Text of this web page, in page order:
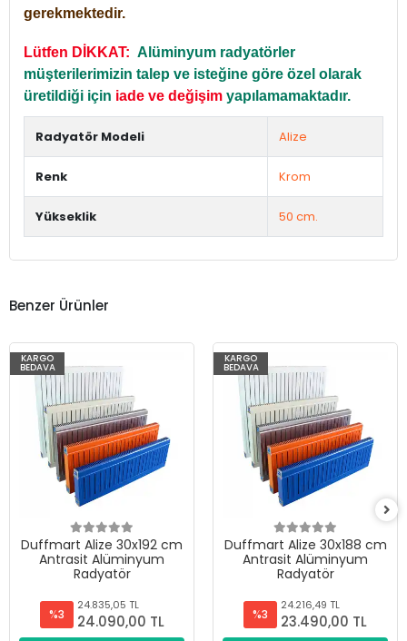
gerekmektedir.
Lütfen DİKKAT: Alüminyum radyatörler
müşterilerimizin talep ve isteğine göre özel olarak
üretildiği için iade ve değişim yapılamamaktadır.
Radyatör Modeli Alize
Renk Krom
Yükseklik 50 cm.
Benzer Ürünler
KARGO
BEDAVA
Duffmart Alize 30x192 cm
Antrasit Alüminyum
Radyatör
%3
24.835,05 TL
24.090,00 TL
KARGO
BEDAVA
Duffmart Alize 30x188 cm
Antrasit Alüminyum
Radyatör
%3
24.216,49 TL
23.490,00 TL